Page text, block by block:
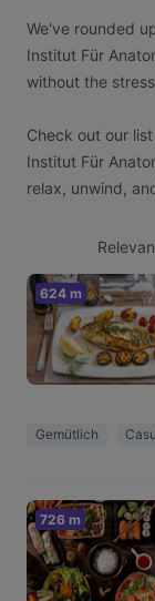
We've rounded
Institut Für
without the
Check out our
Institut Für
relax, unwind,
624 m
Gemütlich
726 m